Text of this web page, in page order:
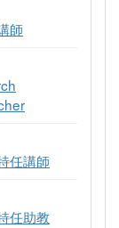
師
任講師
任助教